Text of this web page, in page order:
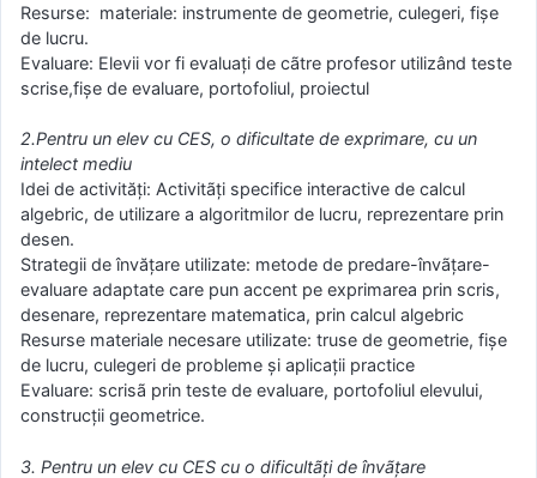
Resurse: materiale: instrumente de geometrie, culegeri, fişe
de lucru.
Evaluare: Elevii vor fi evaluaţi de cãtre profesor utilizând teste
scrise,fişe de evaluare, portofoliul, proiectul
2.Pentru un elev cu CES, o dificultate de exprimare, cu un
intelect mediu
Idei de activități: Activitãţi specifice interactive de calcul
algebric, de utilizare a algoritmilor de lucru, reprezentare prin
desen.
Strategii de învățare utilizate: metode de predare-învãţare-
evaluare adaptate care pun accent pe exprimarea prin scris,
desenare, reprezentare matematica, prin calcul algebric
Resurse materiale necesare utilizate: truse de geometrie, fişe
de lucru, culegeri de probleme şi aplicaţii practice
Evaluare: scrisã prin teste de evaluare, portofoliul elevului,
construcţii geometrice.
3. Pentru un elev cu CES cu o dificultãţi de învãţare